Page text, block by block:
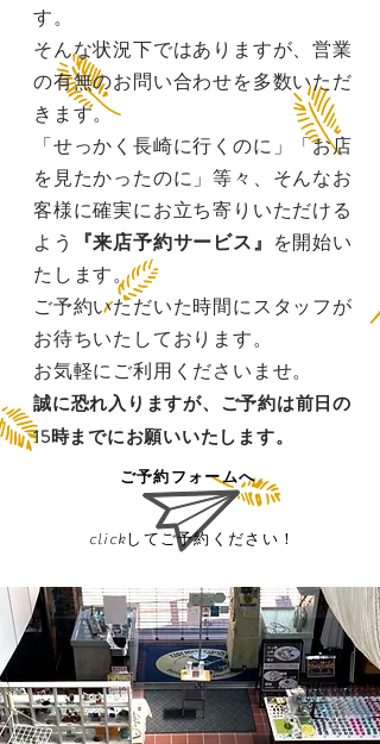
す。
​そんな状況下ではありますが、営業
の有無のお問い合わせを多数いただ
きます。
「せっかく長崎に行くのに」「お店
を見たかったのに」等々、そんなお
客様に確実にお立ち寄りいただける
よう
『来店予約サービス』 を開始い
たします。
ご予約いただいた時間にスタッフが
お待ちいたしております。
お気軽にご利用くださいませ。
誠に恐れ入りますが、ご予約は前日の
15時までにお願いいたします。
​ご予約フォームへ
clickしてご予約ください！